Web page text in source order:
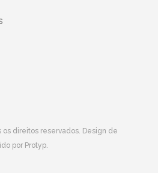
os direitos reservados. Design de
por Protyp.